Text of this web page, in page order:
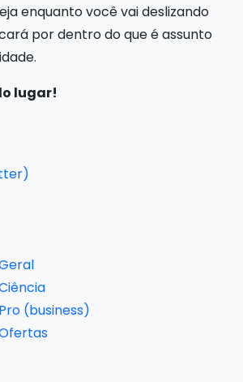
enquanto você vai deslizando
por dentro do que é assunto
lugar!
(business)